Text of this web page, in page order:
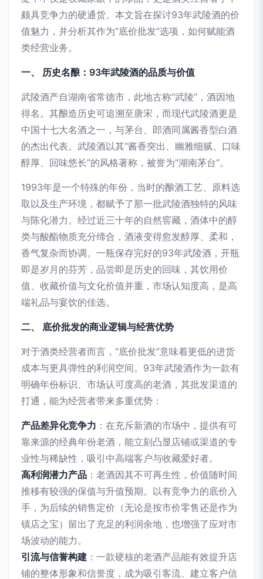
颇具竞争力的硬通货。本文旨在探讨93年武陵酒的价
值魅力，并分析其作为“底价批发”选项，如何赋能酒
类经营业务。
一、 历史名酿：93年武陵酒的品质与价值
武陵酒产自湖南省常德市，此地古称“武陵”，酒因地
得名。其酿造历史可追溯至唐宋，而现代武陵酒更是
中国十七大名酒之一，与茅台、郎酒同属酱香型白酒
的杰出代表。武陵酒以其“酱香突出、幽雅细腻、口味
醇厚、回味悠长”的风格著称，被誉为“湖南茅台”。
1993年是一个特殊的年份，当时的酿酒工艺、原料选
取以及生产环境，都赋予了那一批武陵酒独特的风味
与陈化潜力。经过近三十年的自然窖藏，酒体中的醇
类与酸酯物质充分缔合，酒液变得愈发醇厚、柔和，
香气复杂而协调。一瓶保存完好的93年武陵酒，开瓶
即是岁月的芬芳，品尝即是历史的回味，其饮用价
值、收藏价值与文化价值并重，市场认知度高，是高
端礼品与宴饮的佳选。
二、 底价批发的商业逻辑与经营优势
对于酒类经营者而言，“底价批发”意味着更低的进货
成本与更具弹性的利润空间。93年武陵酒作为一款有
明确年份标识、市场认可度高的老酒，其批发渠道的
打通，能为经营者带来多重优势：
产品差异化竞争力 ：在充斥新酒的市场中，提供有可
靠来源的经典年份老酒，能立刻凸显店铺或渠道的专
业性与稀缺性，吸引中高端客户与收藏爱好者。
高利润潜力产品 ：老酒因其不可再生性，价值随时间
推移有较强的保值与升值预期。以有竞争力的底价入
手，为后续的销售定价（无论是按市价零售还是作为
镇店之宝）留出了充足的利润余地，也增强了应对市
场波动的能力。
引流与信誉构建 ：一款硬核的老酒产品能有效提升店
铺的整体形象和信誉度，成为吸引客流、建立客户信